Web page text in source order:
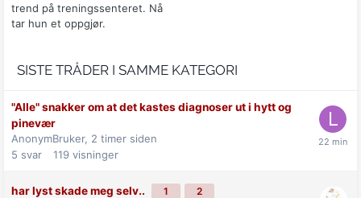
trend på treningssenteret. Nå
tar hun et oppgjør.
SISTE TRÅDER I SAMME KATEGORI
"Alle" snakker om at det kastes diagnoser ut i hytt og
pinevær
AnonymBruker, 2 timer siden
5 svar 119 visninger
har lyst skade meg selv.. 1 2